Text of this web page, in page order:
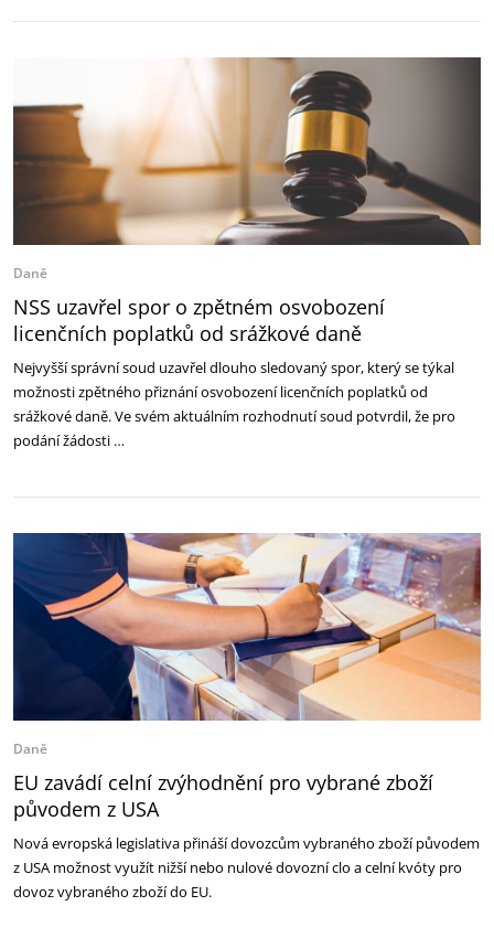
Daně
NSS uzavřel spor o zpětném osvobození
licenčních poplatků od srážkové daně
Nejvyšší správní soud uzavřel dlouho sledovaný spor, který se týkal
možnosti zpětného přiznání osvobození licenčních poplatků od
srážkové daně. Ve svém aktuálním rozhodnutí soud potvrdil, že pro
podání žádosti …
Daně
EU zavádí celní zvýhodnění pro vybrané zboží
původem z USA
Nová evropská legislativa přináší dovozcům vybraného zboží původem
z USA možnost využít nižší nebo nulové dovozní clo a celní kvóty pro
dovoz vybraného zboží do EU.